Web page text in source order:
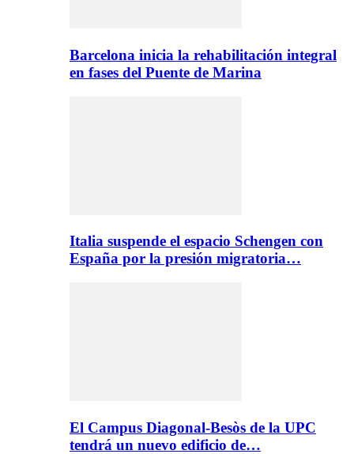
Barcelona inicia la rehabilitación integral
en fases del Puente de Marina
Italia suspende el espacio Schengen con
España por la presión migratoria…
El Campus Diagonal-Besòs de la UPC
tendrá un nuevo edificio de…